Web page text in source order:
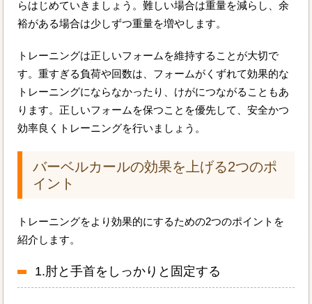
らはじめていきましょう。難しい場合は重量を減らし、余
裕がある場合は少しずつ重量を増やします。
トレーニングは正しいフォームを維持することが大切で
す。重すぎる負荷や回数は、フォームがくずれて効果的な
トレーニングにならなかったり、けがにつながることもあ
ります。正しいフォームを保つことを優先して、安全かつ
効率良くトレーニングを行いましょう。
バーベルカールの効果を上げる2つのポ
イント
トレーニングをより効果的にするための2つのポイントを
紹介します。
1.肘と手首をしっかりと固定する